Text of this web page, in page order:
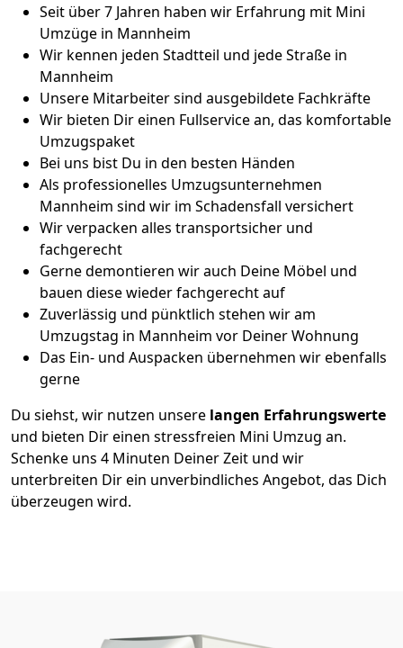
Seit über 7 Jahren haben wir Erfahrung mit Mini
Umzüge in Mannheim
Wir kennen jeden Stadtteil und jede Straße in
Mannheim
Unsere Mitarbeiter sind ausgebildete Fachkräfte
Wir bieten Dir einen Fullservice an, das komfortable
Umzugspaket
Bei uns bist Du in den besten Händen
Als professionelles Umzugsunternehmen
Mannheim sind wir im Schadensfall versichert
Wir verpacken alles transportsicher und
fachgerecht
Gerne demontieren wir auch Deine Möbel und
bauen diese wieder fachgerecht auf
Zuverlässig und pünktlich stehen wir am
Umzugstag in Mannheim vor Deiner Wohnung
Das Ein- und Auspacken übernehmen wir ebenfalls
gerne
Du siehst, wir nutzen unsere langen Erfahrungswerte
und bieten Dir einen stressfreien Mini Umzug an.
Schenke uns 4 Minuten Deiner Zeit und wir
unterbreiten Dir ein unverbindliches Angebot, das Dich
überzeugen wird.